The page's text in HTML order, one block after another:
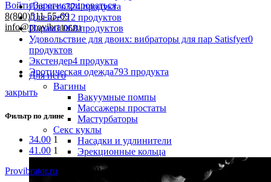
Войти/Зарегистрироваться
8(800)511-55-69
info@provibrator.ru
Для него
Вагины
Вакуумные помпы
Массажеры простаты
Мастурбаторы
Секс куклы
Насадки и удлинители
Эрекционные кольца
Для него324 продукта
Для нее712 продуктов
Парам1 068 продуктов
Удовольствие для двоих: вибраторы для пар Satisfyer0
продуктов
Экстендер4 продукта
Эротическая одежда793 продукта
закрыть
Фильтр по длине
34.00 1
41.00 1
Provibrator.ru
Bijoux Pour Toi